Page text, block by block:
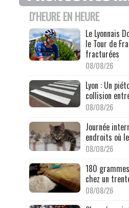
D'HEURE EN HEURE
Le Lyonnais
le Tour de
fracturées
08/08/26
Lyon : Un
collision
08/08/26
Journée
endroits où
08/08/26
180
chez un
08/08/26